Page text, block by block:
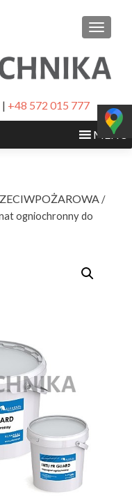
| +48 572 015 777
MENU
/
ogniochronny do